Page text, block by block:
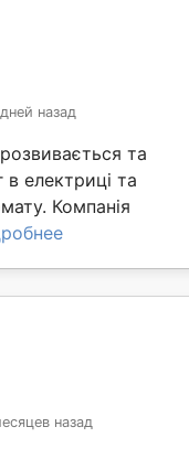
назад
та
в електриці та
Компанія
назад